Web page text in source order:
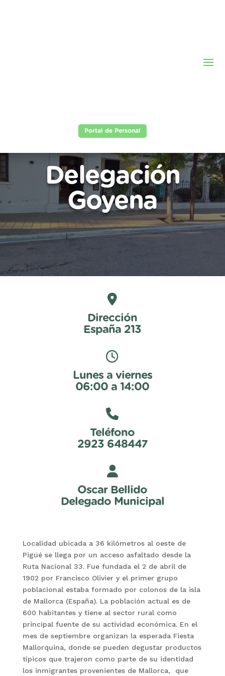
Portal de Personal
Delegación
Goyena
Dirección
España 213
Lunes a viernes
06:00 a 14:00
Teléfono
2923 648447
Oscar Bellido
Delegado Municipal
Localidad ubicada a 36 kilómetros al oeste de
Pigüé se llega por un acceso asfaltado desde la
Ruta Nacional 33. Fue fundada el 2 de abril de
1902 por Francisco Olivier y el primer grupo
poblacional estaba formado por colonos de la isla
de Mallorca (España). La población actual es de
600 habitantes y tiene al sector rural como
principal fuente de su actividad económica. En el
mes de septiembre organizan la esperada Fiesta
Mallorquina, donde se pueden degustar productos
típicos que trajeron como parte de su identidad
los inmigrantes provenientes de Mallorca, que